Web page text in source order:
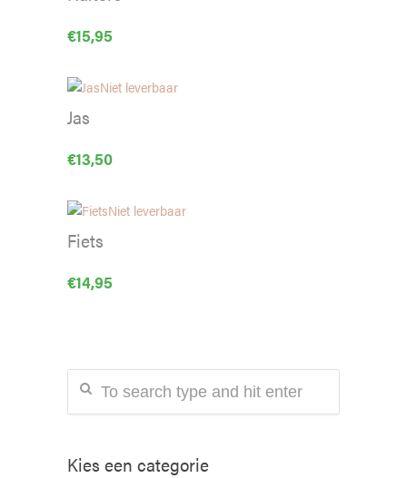
€15,95
Niet leverbaar
Jas
€13,50
Niet leverbaar
Fiets
€14,95
Kies een categorie